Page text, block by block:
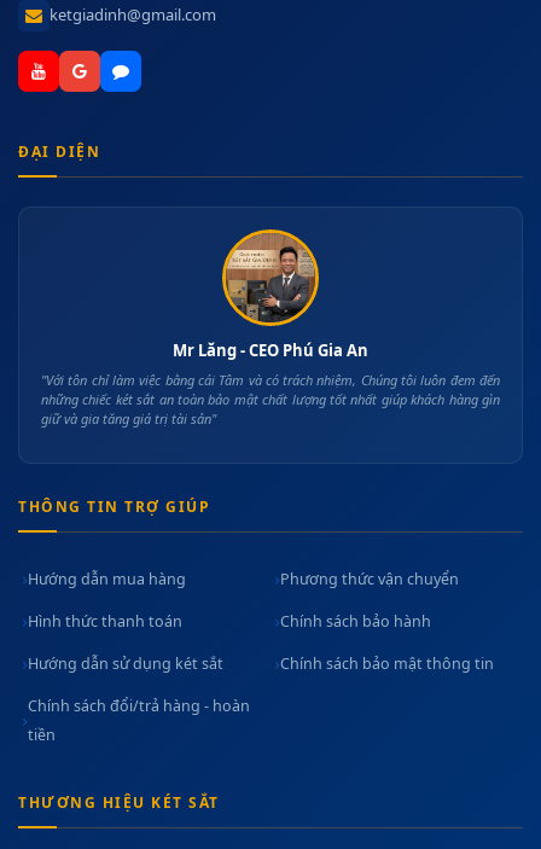
ketgiadinh@gmail.com
ĐẠI DIỆN
Mr Lăng - CEO Phú Gia An
"Với tôn chỉ làm việc bằng cái Tâm và có trách nhiệm, Chúng tôi luôn đem đến
những chiếc két sắt an toàn bảo mật chất lượng tốt nhất giúp khách hàng gìn
giữ và gia tăng giá trị tài sản"
THÔNG TIN TRỢ GIÚP
Hướng dẫn mua hàng Phương thức vận chuyển
Hình thức thanh toán Chính sách bảo hành
Hướng dẫn sử dụng két sắt Chính sách bảo mật thông tin
Chính sách đổi/trả hàng - hoàn
tiền
THƯƠNG HIỆU KÉT SẮT